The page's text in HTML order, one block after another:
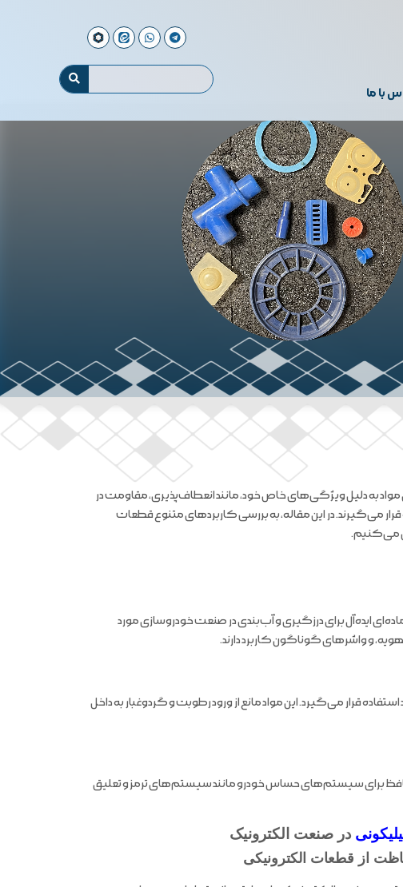
با ما
به دلیل ویژگی‌های خاص خود، مانند انعطاف‌پذیری، مقاومت در
می‌گیرند. در این مقاله، به بررسی کاربردهای متنوع قطعات
می‌کنیم.
ایده‌آل برای درزگیری و آب‌بندی در صنعت خودروسازی مورد
و واشرهای گوناگون کاربرد دارند.
قرار می‌گیرد. این مواد مانع از ورود رطوبت و گردوغبار به داخل
برای سیستم‌های حساس خودرو مانند سیستم‌های ترمز و تعلیق
در صنعت الکترونیک
از قطعات الکترونیکی